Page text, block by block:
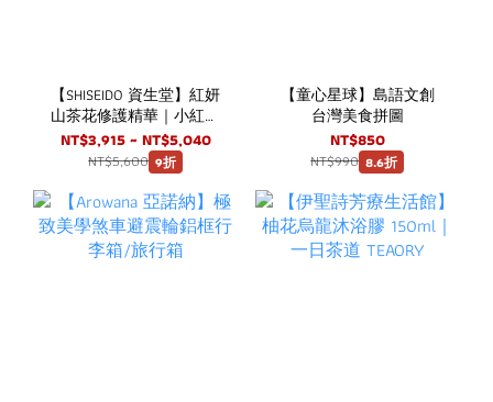
【SHISEIDO 資生堂】紅妍
山茶花修護精華｜小紅瓶
保濕抗老精華液 / 精華液
推薦
NT$3,915 ~ NT$5,040
NT$5,600 9折
【童心星球】島語文創
台灣美食拼圖
NT$850
NT$990 8.6折